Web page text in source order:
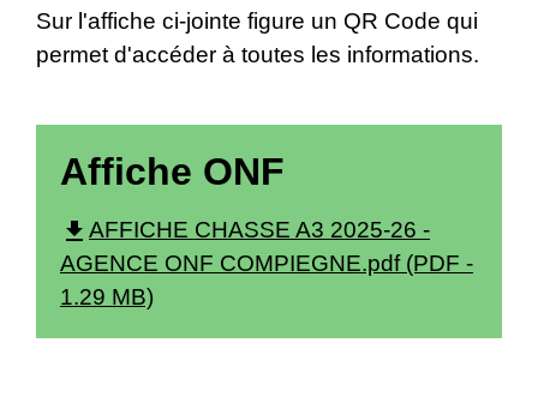
Sur l'affiche ci-jointe figure un QR Code qui
permet d'accéder à toutes les informations.
Affiche ONF
file_download AFFICHE CHASSE A3 2025-26 -
AGENCE ONF COMPIEGNE.pdf (PDF -
1.29 MB)